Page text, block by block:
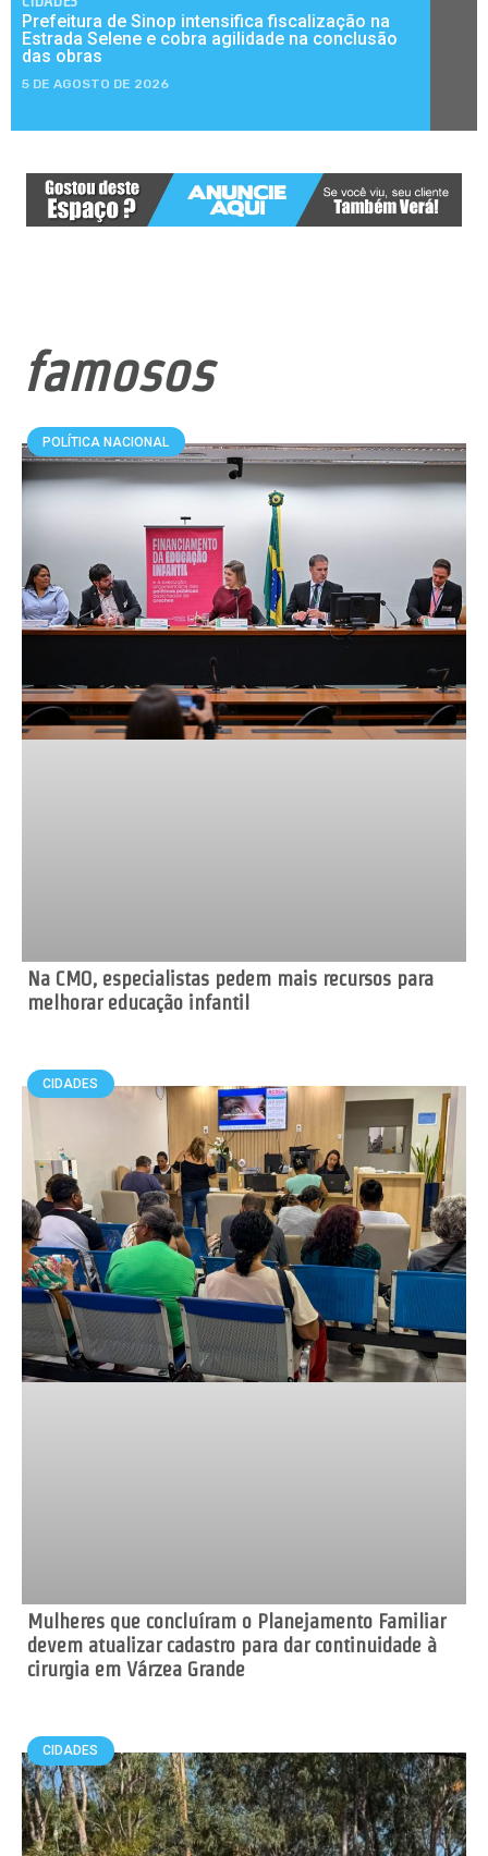
Prefeitura de Sinop intensifica fiscalização na
Estrada Selene e cobra agilidade na conclusão
das obras
5 DE AGOSTO DE 2026
famosos
POLÍTICA NACIONAL
Na CMO, especialistas pedem mais recursos para
melhorar educação infantil
CIDADES
Mulheres que concluíram o Planejamento Familiar
devem atualizar cadastro para dar continuidade à
cirurgia em Várzea Grande
CIDADES